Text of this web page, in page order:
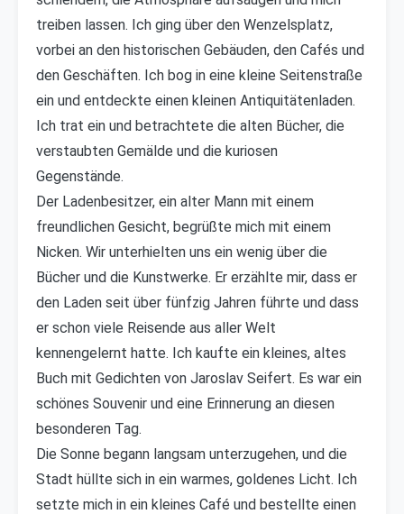
treiben lassen. Ich ging über den Wenzelsplatz,
vorbei an den historischen Gebäuden, den Cafés und
den Geschäften. Ich bog in eine kleine Seitenstraße
ein und entdeckte einen kleinen Antiquitätenladen.
Ich trat ein und betrachtete die alten Bücher, die
verstaubten Gemälde und die kuriosen
Gegenstände.
Der Ladenbesitzer, ein alter Mann mit einem
freundlichen Gesicht, begrüßte mich mit einem
Nicken. Wir unterhielten uns ein wenig über die
Bücher und die Kunstwerke. Er erzählte mir, dass er
den Laden seit über fünfzig Jahren führte und dass
er schon viele Reisende aus aller Welt
kennengelernt hatte. Ich kaufte ein kleines, altes
Buch mit Gedichten von Jaroslav Seifert. Es war ein
schönes Souvenir und eine Erinnerung an diesen
besonderen Tag.
Die Sonne begann langsam unterzugehen, und die
Stadt hüllte sich in ein warmes, goldenes Licht. Ich
setzte mich in ein kleines Café und bestellte einen